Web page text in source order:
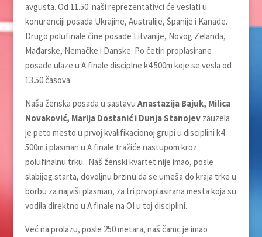
avgusta. Od 11.50 naši reprezentativci će veslati u
konurenciji posada Ukrajine, Australije, Španije i Kanade.
Drugo polufinale čine posade Litvanije, Novog Zelanda,
Mađarske, Nemačke i Danske. Po četiri proplasirane
posade ulaze u A finale disciplne k4 500m koje se vesla od
13.50 časova.
Naša ženska posada u sastavu Anastazija Bajuk, Milica
Novaković, Marija Dostanić i Dunja Stanojevzauzela
je peto mesto u prvoj kvalifikacionoj grupi u disciplini k4
500m i plasman u A finale tražiće nastupom kroz
polufinalnu trku. Naš ženski kvartet nije imao, posle
slabijeg starta, dovoljnu brzinu da se umeša do kraja trke u
borbu za najviši plasman, za tri prvoplasirana mesta koja su
vodila direktno u A finale na OI u toj disciplini.
Već na prolazu, posle 250 metara, naš čamc je imao